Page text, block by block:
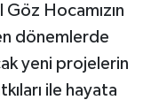
Hocamızın
dönemlerde
yeni projelerin
ile hayata